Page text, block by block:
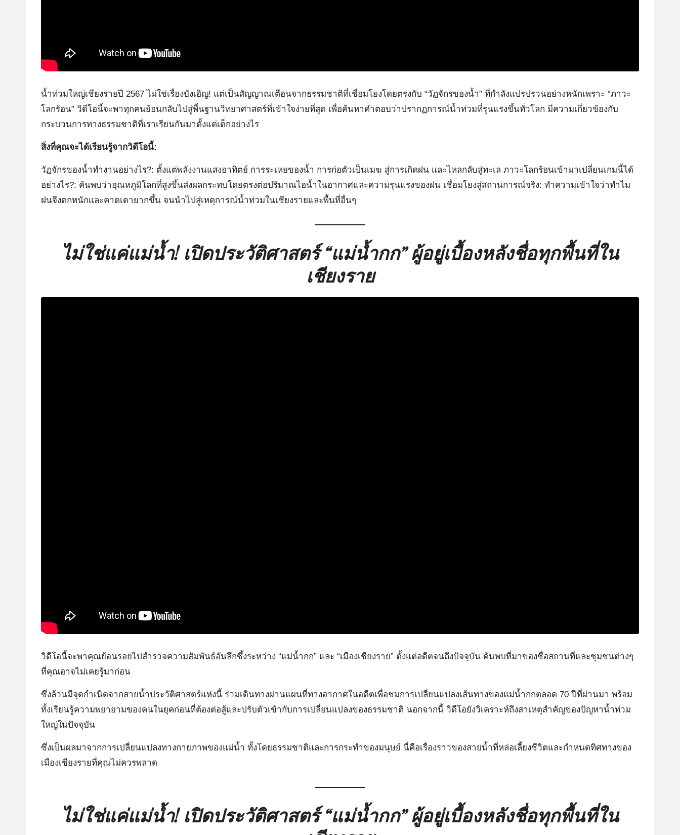
น้ำท่วมใหญ่เชียงรายปี 2567 ไม่ใช่เรื่องบังเอิญ! แต่เป็นสัญญาณเตือนจากธรรมชาติที่เชื่อมโยงโดยตรงกับ “วัฏจักรของน้ำ” ที่กำลังแปรปรวนอย่างหนักเพราะ “ภาวะ
โลกร้อน” วิดีโอนี้จะพาทุกคนย้อนกลับไปสู่พื้นฐานวิทยาศาสตร์ที่เข้าใจง่ายที่สุด เพื่อค้นหาคำตอบว่าปรากฏการณ์น้ำท่วมที่รุนแรงขึ้นทั่วโลก มีความเกี่ยวข้องกับ
กระบวนการทางธรรมชาติที่เราเรียนกันมาตั้งแต่เด็กอย่างไร
สิ่งที่คุณจะได้เรียนรู้จากวิดีโอนี้:
วัฏจักรของน้ำทำงานอย่างไร?: ตั้งแต่พลังงานแสงอาทิตย์ การระเหยของน้ำ การก่อตัวเป็นเมฆ สู่การเกิดฝน และไหลกลับสู่ทะเล ภาวะโลกร้อนเข้ามาเปลี่ยนเกมนี้ได้
อย่างไร?: ค้นพบว่าอุณหภูมิโลกที่สูงขึ้นส่งผลกระทบโดยตรงต่อปริมาณไอน้ำในอากาศและความรุนแรงของฝน เชื่อมโยงสู่สถานการณ์จริง: ทำความเข้าใจว่าทำไม
ฝนจึงตกหนักและคาดเดายากขึ้น จนนำไปสู่เหตุการณ์น้ำท่วมในเชียงรายและพื้นที่อื่นๆ
ไม่ใช่แค่แม่น้ำ! เปิดประวัติศาสตร์ “แม่น้ำกก” ผู้อยู่เบื้องหลังชื่อทุกพื้นที่ใน
เชียงราย
วิดีโอนี้จะพาคุณย้อนรอยไปสำรวจความสัมพันธ์อันลึกซึ้งระหว่าง “แม่น้ำกก” และ “เมืองเชียงราย” ตั้งแต่อดีตจนถึงปัจจุบัน ค้นพบที่มาของชื่อสถานที่และชุมชนต่างๆ
ที่คุณอาจไม่เคยรู้มาก่อน
ซึ่งล้วนมีจุดกำเนิดจากสายน้ำประวัติศาสตร์แห่งนี้ ร่วมเดินทางผ่านแผนที่ทางอากาศในอดีตเพื่อชมการเปลี่ยนแปลงเส้นทางของแม่น้ำกกตลอด 70 ปีที่ผ่านมา พร้อม
ทั้งเรียนรู้ความพยายามของคนในยุคก่อนที่ต้องต่อสู้และปรับตัวเข้ากับการเปลี่ยนแปลงของธรรมชาติ นอกจากนี้ วิดีโอยังวิเคราะห์ถึงสาเหตุสำคัญของปัญหาน้ำท่วม
ใหญ่ในปัจจุบัน
ซึ่งเป็นผลมาจากการเปลี่ยนแปลงทางกายภาพของแม่น้ำ ทั้งโดยธรรมชาติและการกระทำของมนุษย์ นี่คือเรื่องราวของสายน้ำที่หล่อเลี้ยงชีวิตและกำหนดทิศทางของ
เมืองเชียงรายที่คุณไม่ควรพลาด
ไม่ใช่แค่แม่น้ำ! เปิดประวัติศาสตร์ “แม่น้ำกก” ผู้อยู่เบื้องหลังชื่อทุกพื้นที่ใน